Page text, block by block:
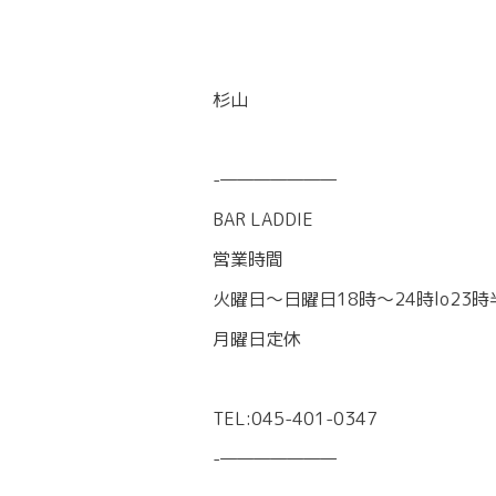
杉山
-———————
BAR LADDIE
営業時間
火曜日〜日曜日18時〜24時lo23時
月曜日定休
TEL:045-401-0347
-———————